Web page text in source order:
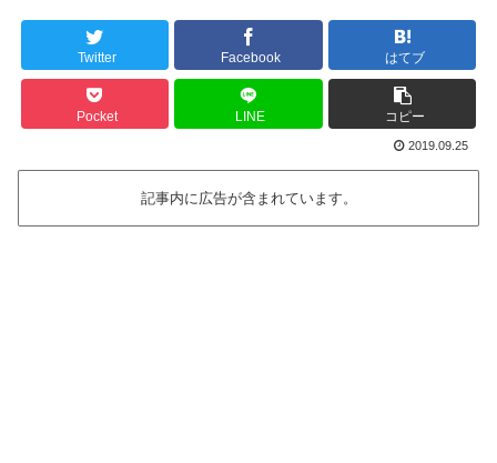
Twitter Facebook はてブ
Pocket LINE コピー
2019.09.25
記事内に広告が含まれています。